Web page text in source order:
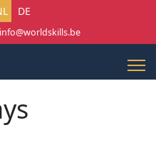
uw taal
DE
info@worldskills.be